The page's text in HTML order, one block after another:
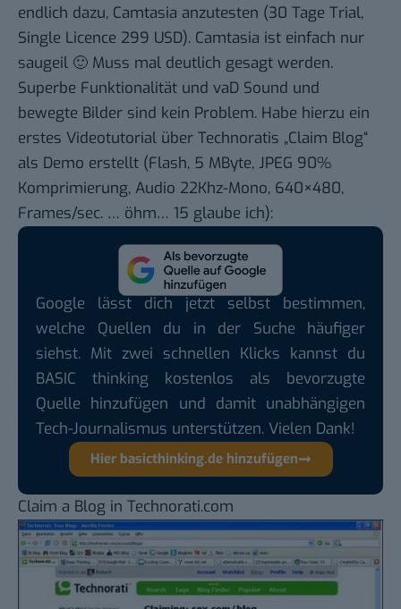
endlich dazu, Camtasia anzutesten (30 Tage Trial,
Single Licence 299 USD). Camtasia ist einfach nur
saugeil 🙂 Muss mal deutlich gesagt werden.
Superbe Funktionalität und vaD Sound und
bewegte Bilder sind kein Problem. Habe hierzu ein
erstes Videotutorial über Technoratis „Claim Blog“
als Demo erstellt (Flash, 5 MByte, JPEG 90%
Komprimierung, Audio 22Khz-Mono, 640×480,
Frames/sec. … öhm… 15 glaube ich):
Google lässt dich jetzt selbst bestimmen,
welche Quellen du in der Suche häufiger
siehst. Mit zwei schnellen Klicks kannst du
BASIC thinking kostenlos als bevorzugte
Quelle hinzufügen und damit unabhängigen
Tech-Journalismus unterstützen. Vielen Dank!
Hier basicthinking.de hinzufügen
Claim a Blog in Technorati.com